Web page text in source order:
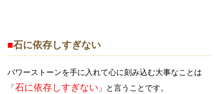
■石に依存しすぎない
パワーストーンを手に入れて心に刻み込む大事なことは
「 石に依存しすぎない 」と言うことです。